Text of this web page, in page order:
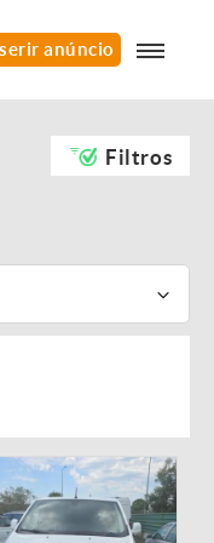
anúncio
Filtros